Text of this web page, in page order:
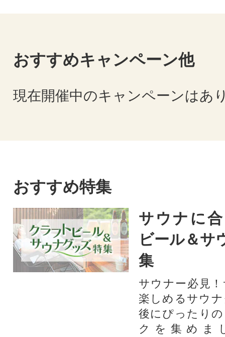
おすすめキャンペーン他
現在開催中のキャンペーンはあ
おすすめ特集
サウナに
ビール＆サ
集
サウナー必見
楽しめるサウ
後にぴったり
クを集めま